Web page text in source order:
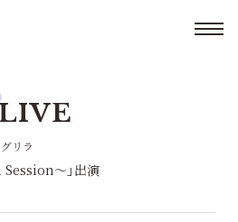
リラ
～」出演